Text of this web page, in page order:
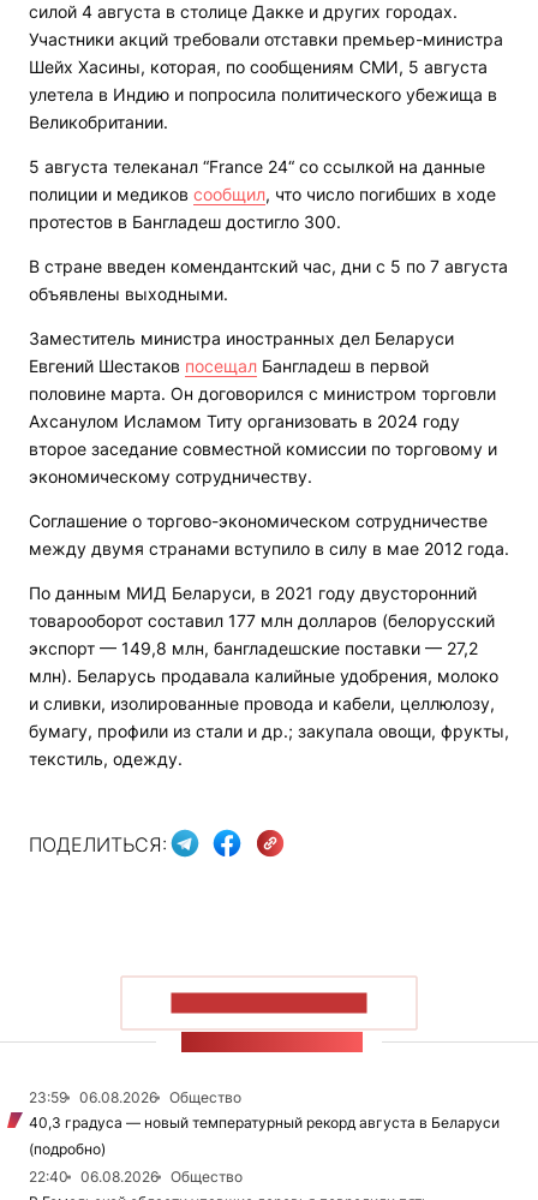
силой 4 августа в столице Дакке и других городах.
Участники акций требовали отставки премьер-министра
Шейх Хасины, которая, по сообщениям СМИ, 5 августа
улетела в Индию и попросила политического убежища в
Великобритании.
5 августа телеканал “France 24“ со ссылкой на данные
полиции и медиков сообщил, что число погибших в ходе
протестов в Бангладеш достигло 300.
В стране введен комендантский час, дни с 5 по 7 августа
объявлены выходными.
Заместитель министра иностранных дел Беларуси
Евгений Шестаков посещал Бангладеш в первой
половине марта. Он договорился с министром торговли
Ахсанулом Исламом Титу организовать в 2024 году
второе заседание совместной комиссии по торговому и
экономическому сотрудничеству.
Соглашение о торгово-экономическом сотрудничестве
между двумя странами вступило в силу в мае 2012 года.
По данным МИД Беларуси, в 2021 году двусторонний
товарооборот составил 177 млн долларов (белорусский
экспорт — 149,8 млн, бангладешские поставки — 27,2
млн). Беларусь продавала калийные удобрения, молоко
и сливки, изолированные провода и кабели, целлюлозу,
бумагу, профили из стали и др.; закупала овощи, фрукты,
текстиль, одежду.
ПОДЕЛИТЬСЯ:
23:59 06.08.2026
Общество
40,3 градуса — новый температурный рекорд августа в Беларуси
(подробно)
22:40
06.08.2026
Общество